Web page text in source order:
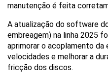
manutenção é feita
A atualização do software
embreagem) na linha 2025
aprimorar o acoplamento da
velocidades e melhorar a
fricção dos discos.